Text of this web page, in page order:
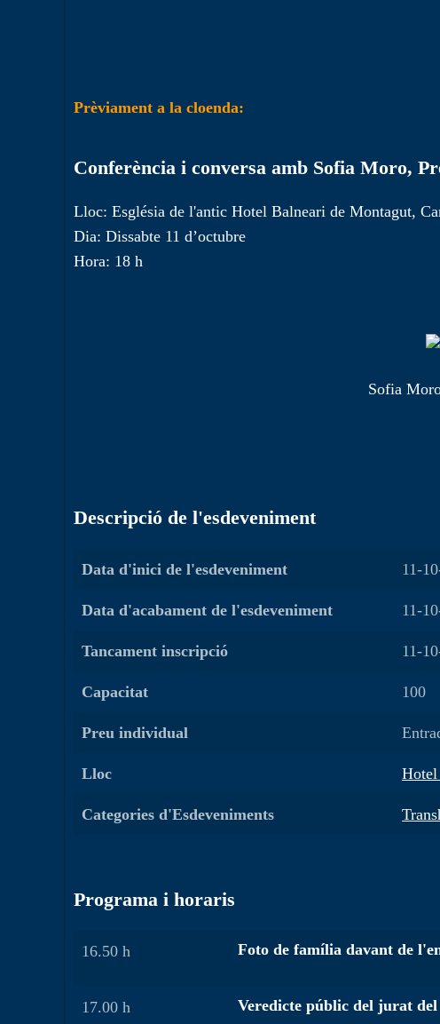
Prèviament a la cloenda:
Conferència i conversa amb Sofia Moro,
Lloc: Església de l'antic Hotel Balneari de Montagut,
Dia: Dissabte 11 d’octubre
Hora: 18 h
Sofia
Descripció de l'esdeveniment
Data d'inici de l'esdeveniment 11-
Data d'acabament de l'esdeveniment 11-
Tancament inscripció 11-
Capacitat 100
Preu individual
Lloc
Categories d'Esdeveniments
Programa i horaris
16.50 h Foto de família davant de
17.00 h Veredicte públic del jurat